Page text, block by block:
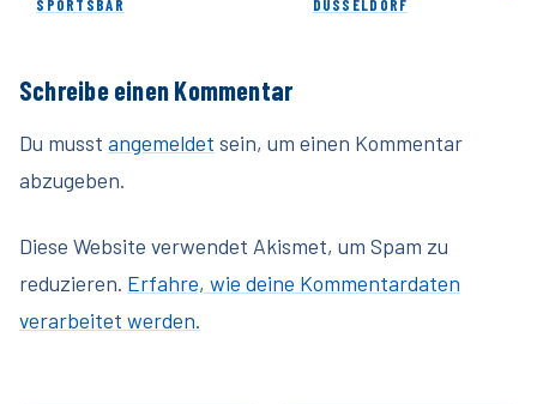
SPORTSBAR
DÜSSELDORF
Schreibe einen Kommentar
Du musst angemeldet sein, um einen Kommentar
abzugeben.
Diese Website verwendet Akismet, um Spam zu
reduzieren. Erfahre, wie deine Kommentardaten
verarbeitet werden.